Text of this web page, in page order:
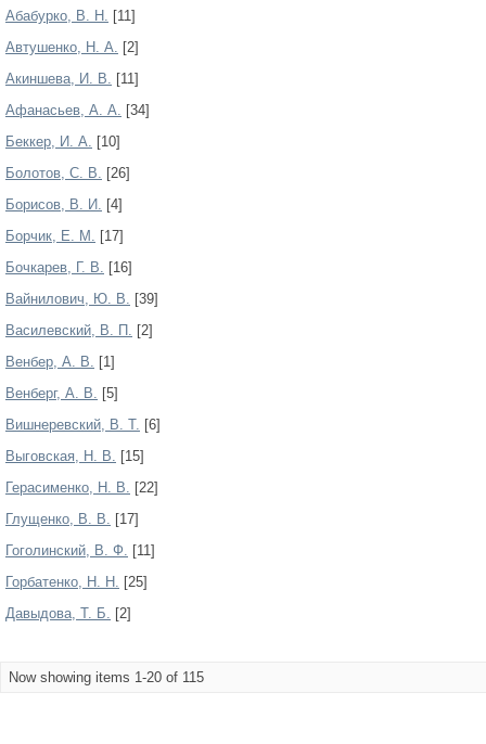
Абабурко, В. Н. [11]
Автушенко, Н. А. [2]
Акиншева, И. В. [11]
Афанасьев, А. А. [34]
Беккер, И. А. [10]
Болотов, С. В. [26]
Борисов, В. И. [4]
Борчик, Е. М. [17]
Бочкарев, Г. В. [16]
Вайнилович, Ю. В. [39]
Василевский, В. П. [2]
Венбер, А. В. [1]
Венберг, А. В. [5]
Вишнеревский, В. Т. [6]
Выговская, Н. В. [15]
Герасименко, Н. В. [22]
Глущенко, В. В. [17]
Гоголинский, В. Ф. [11]
Горбатенко, Н. Н. [25]
Давыдова, Т. Б. [2]
Now showing items 1-20 of 115